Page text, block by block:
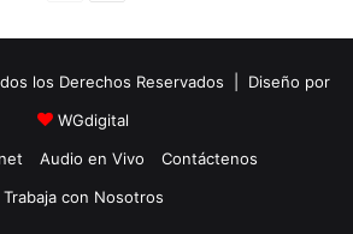
i
n
a
u
i
e
los Derechos Reservados | Diseño por
WGdigital
Audio en Vivo
Contáctenos
Trabaja con Nosotros